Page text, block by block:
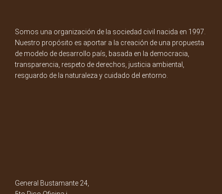
Somos una organización de la sociedad civil nacida en 1997.
Nuestro propósito es aportar a la creación de una propuesta
de modelo de desarrollo país, basada en la democracia,
transparencia, respeto de derechos, justicia ambiental,
resguardo de la naturaleza y cuidado del entorno.
General Bustamante 24,